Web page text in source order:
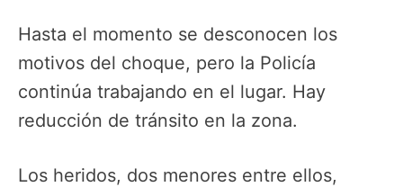
Hasta el momento se desconocen los
motivos del choque, pero la Policía
continúa trabajando en el lugar. Hay
reducción de tránsito en la zona.
Los heridos, dos menores entre ellos,